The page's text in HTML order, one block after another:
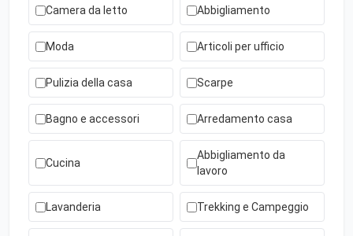
Camera da letto Abbigliamento
Moda Articoli per ufficio
Pulizia della casa Scarpe
Bagno e accessori Arredamento casa
Cucina
Abbigliamento da
lavoro
Lavanderia Trekking e Campeggio